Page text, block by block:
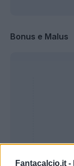
Fantacalcio.it -
Bonus e Malus